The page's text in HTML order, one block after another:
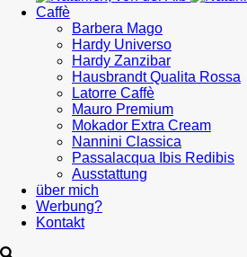
Caffè
Barbera Mago
Hardy Universo
Hardy Zanzibar
Hausbrandt Qualita Rossa
Latorre Caffè
Mauro Premium
Mokador Extra Cream
Nannini Classica
Passalacqua Ibis Redibis
Ausstattung
über mich
Werbung?
Kontakt